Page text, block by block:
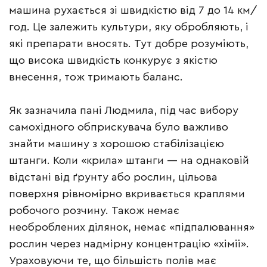
машина рухається зі швидкістю від 7 до 14 км/
год. Це залежить культури, яку обробляють, і
які препарати вносять. Тут добре розуміють,
що висока швидкість конкурує з якістю
внесення, тож тримають баланс.
Як зазначила пані Людмила, під час вибору
самохідного обприскувача було важливо
знайти машину з хорошою стабілізацією
штанги. Коли «крила» штанги — на однаковій
відстані від ґрунту або рослин, цільова
поверхня рівномірно вкривається краплями
робочого розчину. Також немає
необроблених ділянок, немає «підпалювання»
рослин через надмірну концентрацію «хімії».
Ураховуючи те, що більшість полів має